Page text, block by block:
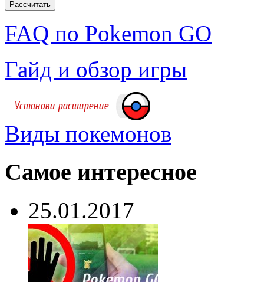
FAQ по Pokemon GO
Гайд и обзор игры
Виды покемонов
Самое интересное
25.01.2017